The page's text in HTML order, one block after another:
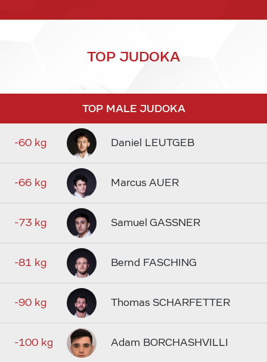
TOP JUDOKA
TOP MALE JUDOKA
-60 kg Daniel LEUTGEB
-66 kg Marcus AUER
-73 kg Samuel GASSNER
-81 kg Bernd FASCHING
-90 kg Thomas SCHARFETTER
-100 kg Adam BORCHASHVILLI